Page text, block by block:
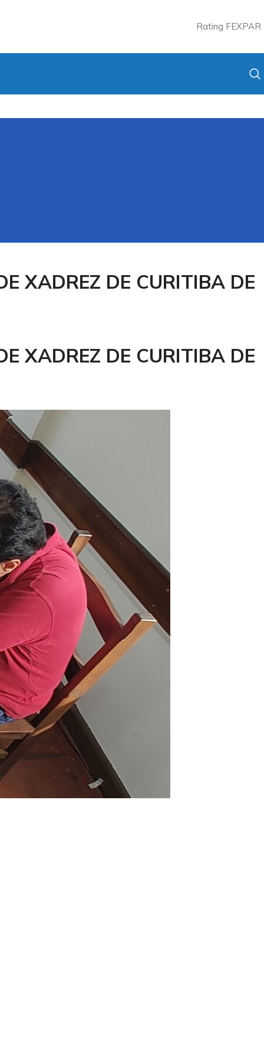
Rating FEXPAR
XADREZ DE CURITIBA DE
XADREZ DE CURITIBA DE